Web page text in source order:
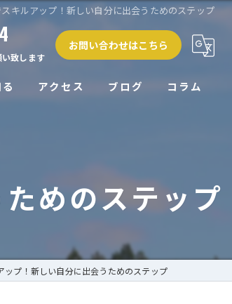
キルアップ！新しい自分に出会うためのステップ
致します
お問い合わせはこちら
アクセス ブログ コラム
めのステップ
ップ！新しい自分に出会うためのステップ